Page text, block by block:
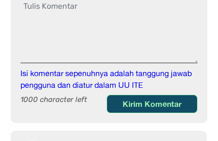
Isi komentar sepenuhnya adalah tanggung jawab
pengguna dan diatur dalam UU ITE
1000 character left Kirim Komentar